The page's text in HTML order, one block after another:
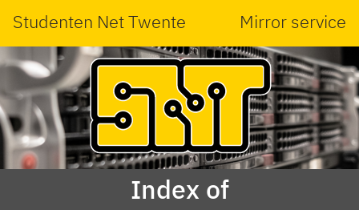
Studenten Net Twente Mirror service
Index of